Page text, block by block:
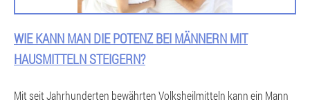
WIE KANN MAN DIE POTENZ BEI MÄNNERN MIT
HAUSMITTELN STEIGERN?
Mit seit Jahrhunderten bewährten Volksheilmitteln kann ein Mann